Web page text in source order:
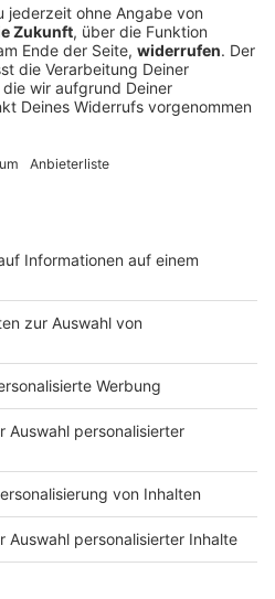
Zug evakuiert
auf der A3 ist die
Bahnstrecke beschädigt
werden.
gemerkt